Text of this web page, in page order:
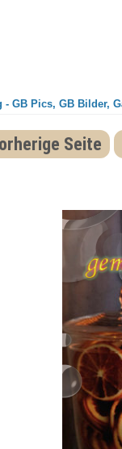
- GB Pics, GB Bilder,
Seite